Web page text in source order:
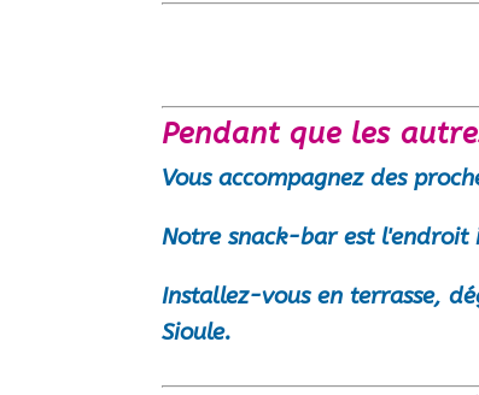
Pendant que les
Vous accompagnez des
Notre snack-bar est
Installez-vous en terrasse,
Sioule.